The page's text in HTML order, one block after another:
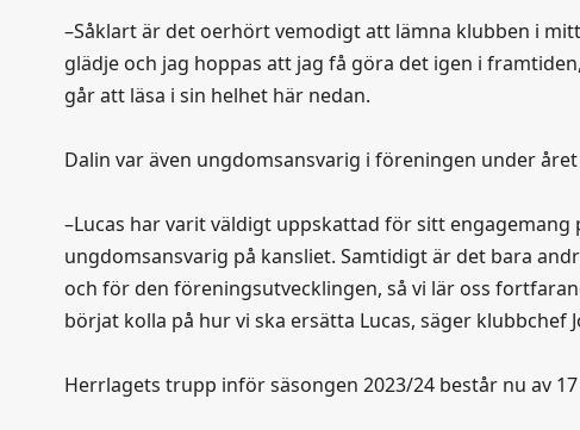
–Såklart är det oerhört vemodigt att lämna klubben i
glädje och jag hoppas att jag få göra det igen i
går att läsa i sin helhet här nedan.
Dalin var även ungdomsansvarig i föreningen under
–Lucas har varit väldigt uppskattad för sitt
ungdomsansvarig på kansliet. Samtidigt är det bara
och för den föreningsutvecklingen, så vi lär oss
börjat kolla på hur vi ska ersätta Lucas, säger klubbchef
Herrlagets trupp inför säsongen 2023/24 består nu av